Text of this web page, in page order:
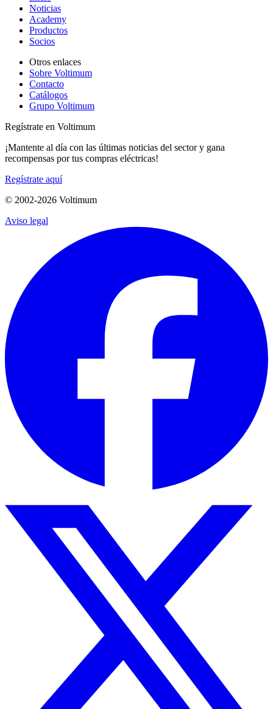
Noticias
Academy
Productos
Socios
Otros enlaces
Sobre Voltimum
Contacto
Catálogos
Grupo Voltimum
Regístrate en Voltimum
¡Mantente al día con las últimas noticias del sector y gana
recompensas por tus compras eléctricas!
Regístrate aquí
© 2002-2026 Voltimum
Aviso legal